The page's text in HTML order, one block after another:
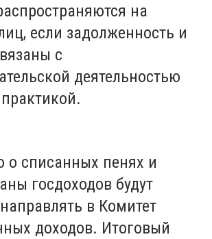
на
если задолженность и
с
деятельностью
списанных пенях и
госдоходов будут
в Комитет
доходов. Итоговый